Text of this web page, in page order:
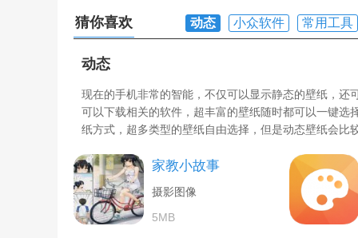
猜你喜欢 动态 小众软件 常用工具
动态
现在的手机非常的智能，不仅可以显示静态的壁纸，
可以下载相关的软件，超丰富的壁纸随时都可以一键
纸方式，超多类型的壁纸自由选择，但是动态壁纸会比
家教小故事
摄影图像
5MB